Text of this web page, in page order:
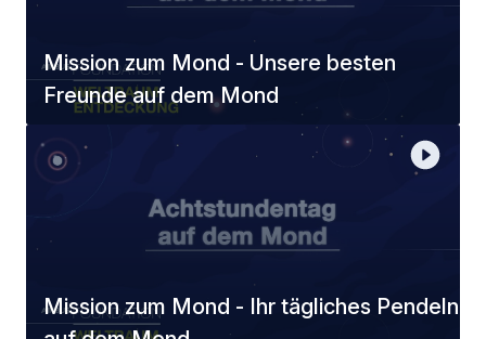
Mission zum Mond - Unsere besten
Freunde auf dem Mond
Mission zum Mond - Ihr tägliches Pendeln